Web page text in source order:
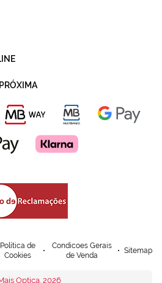
Política de
Cookies
Condicoes Gerais
de Venda
Sitemap
Optica. 2026